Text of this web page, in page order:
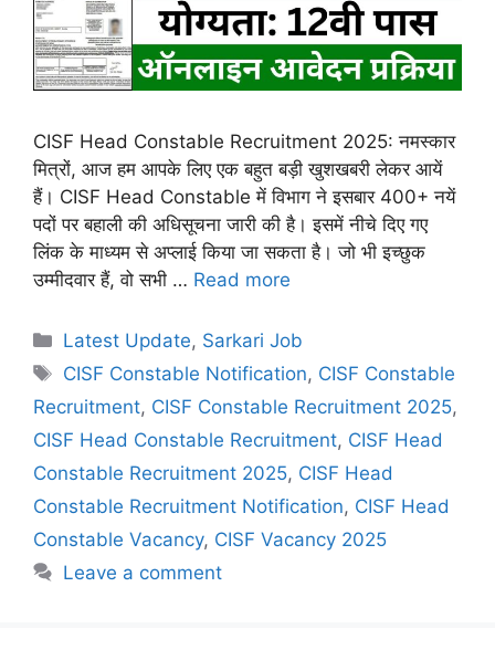
CISF Head Constable Recruitment 2025: नमस्कार
मित्रों, आज हम आपके लिए एक बहुत बड़ी खुशखबरी लेकर आयें
हैं। CISF Head Constable में विभाग ने इसबार 400+ नयें
पदों पर बहाली की अधिसूचना जारी की है। इसमें नीचे दिए गए
लिंक के माध्यम से अप्लाई किया जा सकता है। जो भी इच्छुक
उम्मीदवार हैं, वो सभी … Read more
Categories
Latest Update, Sarkari Job
Tags
CISF Constable Notification, CISF Constable
Recruitment, CISF Constable Recruitment 2025,
CISF Head Constable Recruitment, CISF Head
Constable Recruitment 2025, CISF Head
Constable Recruitment Notification, CISF Head
Constable Vacancy, CISF Vacancy 2025
Leave a comment